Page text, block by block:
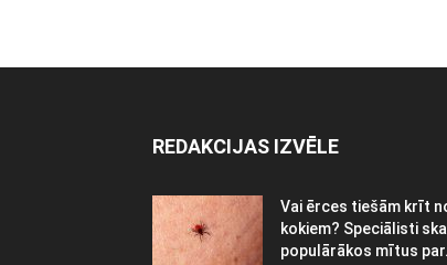
REDAKCIJAS IZVĒLE
Vai ērces tiešām krīt
kokiem? Speciālisti
populārākos mītus